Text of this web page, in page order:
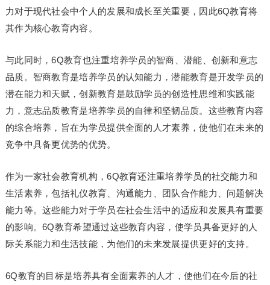
力对于现代社会中个人的发展和成长至关重要，因此6Q教育将
其作为核心教育内容。
与此同时，6Q教育也注重培养学员的智商、潜能、创新和意志
品质。智商教育是培养学员的认知能力，潜能教育是开发学员的
潜在能力和天赋，创新教育是鼓励学员的创造性思维和实践能
力，意志品质教育是培养学员的自律和坚韧品质。这些教育内容
的综合培养，旨在为学员提供全面的人才素养，使他们在未来的
竞争中具备更优势的优势。
作为一家社会教育机构，6Q教育还注重培养学员的社交能力和
生活素养，包括礼仪教育、沟通能力、团队合作能力、问题解决
能力等。这些能力对于学员在社会生活中的适应和发展具有重要
的影响。6Q教育希望通过这些教育内容，使学员具备更好的人
际关系能力和生活技能，为他们的未来发展提供更好的支持。
6Q教育的目标是培养具有全面素养的人才，使他们在今后的社